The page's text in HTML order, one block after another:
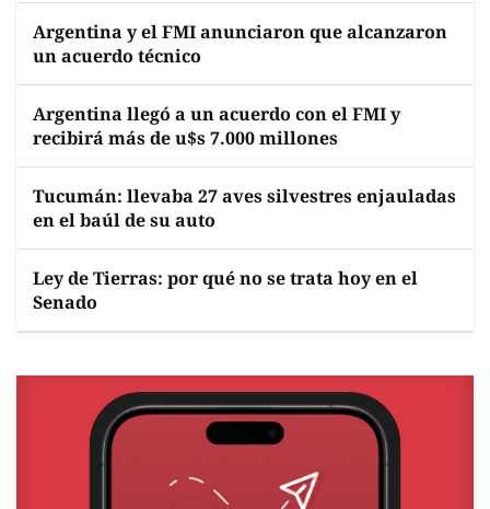
Argentina y el FMI anunciaron que alcanzaron
un acuerdo técnico
Argentina llegó a un acuerdo con el FMI y
recibirá más de u$s 7.000 millones
Tucumán: llevaba 27 aves silvestres enjauladas
en el baúl de su auto
Ley de Tierras: por qué no se trata hoy en el
Senado